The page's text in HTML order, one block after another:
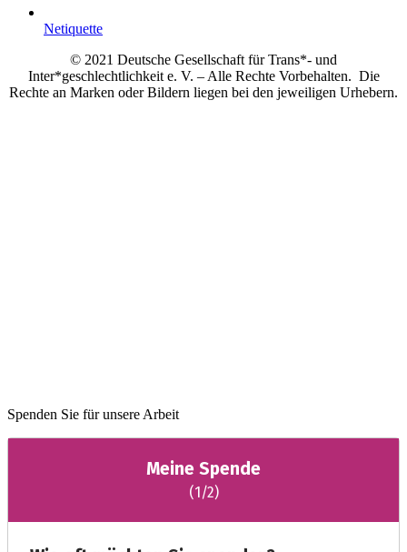
Netiquette
© 2021 Deutsche Gesellschaft für Trans*- und
Inter*geschlechtlichkeit e. V. – Alle Rechte Vorbehalten. Die
Rechte an Marken oder Bildern liegen bei den jeweiligen Urhebern.
Spenden Sie für unsere Arbeit